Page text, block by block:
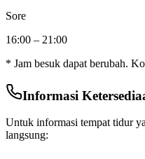
Sore
16:00 – 21:00
* Jam besuk dapat berubah.
Informasi
Untuk informasi tempat tidur
langsung: